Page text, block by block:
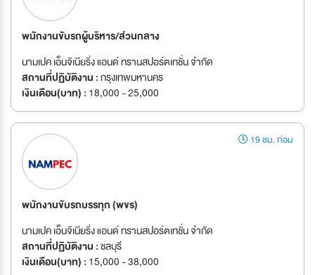
พนักงานขับรถผู้บริหาร/ส่วนกลาง
นามเปค เอ็นจิเนียริ่ง แอนด์ ทรานสปอร์ตเทชั่น จำกัด
สถานที่ปฏิบัติงาน :กรุงเทพมหานคร
เงินเดือน(บาท) : 18,000 - 25,000
19 ชม. ก่อน
พนักงานขับรถบรรทุก (พขร)
นามเปค เอ็นจิเนียริ่ง แอนด์ ทรานสปอร์ตเทชั่น จำกัด
สถานที่ปฏิบัติงาน :ชลบุรี
เงินเดือน(บาท) : 15,000 - 38,000